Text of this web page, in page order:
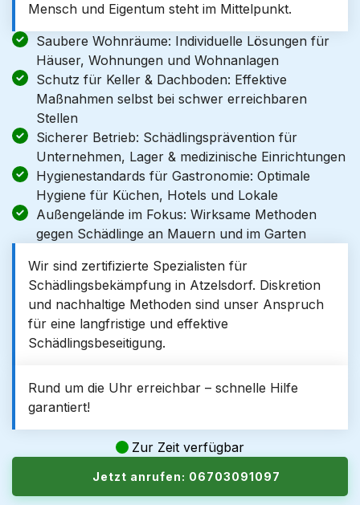
Mensch und Eigentum steht im Mittelpunkt.
Saubere Wohnräume: Individuelle Lösungen für
Häuser, Wohnungen und Wohnanlagen
Schutz für Keller & Dachboden: Effektive
Maßnahmen selbst bei schwer erreichbaren
Stellen
Sicherer Betrieb: Schädlingsprävention für
Unternehmen, Lager & medizinische Einrichtungen
Hygienestandards für Gastronomie: Optimale
Hygiene für Küchen, Hotels und Lokale
Außengelände im Fokus: Wirksame Methoden
gegen Schädlinge an Mauern und im Garten
Wir sind zertifizierte Spezialisten für
Schädlingsbekämpfung in Atzelsdorf. Diskretion
und nachhaltige Methoden sind unser Anspruch
für eine langfristige und effektive
Schädlingsbeseitigung.
Rund um die Uhr erreichbar – schnelle Hilfe
garantiert!
Zur Zeit verfügbar
Jetzt anrufen: 06703091097